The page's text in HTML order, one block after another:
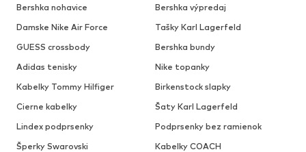
Bershka nohavice
Bershka výpredaj
Damske Nike Air Force
Tašky Karl Lagerfeld
GUESS crossbody
Bershka bundy
Adidas tenisky
Nike topanky
Kabelky Tommy Hilfiger
Birkenstock slapky
Cierne kabelky
Šaty Karl Lagerfeld
Lindex podprsenky
Podprsenky bez ramienok
Šperky Swarovski
Kabelky COACH